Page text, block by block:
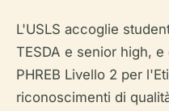
L'USLS accoglie
TESDA e senior high,
PHREB Livello 2 per
riconoscimenti di